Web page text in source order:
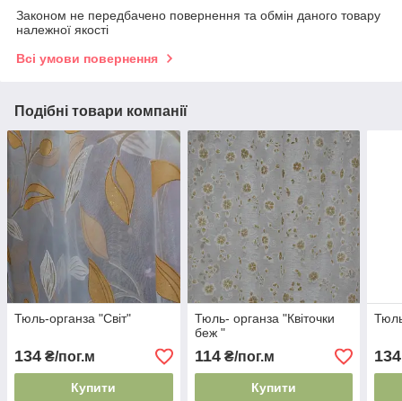
Законом не передбачено повернення та обмін даного товару
належної якості
Всі умови повернення
Подібні товари компанії
Тюль-органза "Світ"
134 ₴/пог.м
Купити
Тюль- органза "Квіточки
беж "
114₴/пог.м
Купити
134